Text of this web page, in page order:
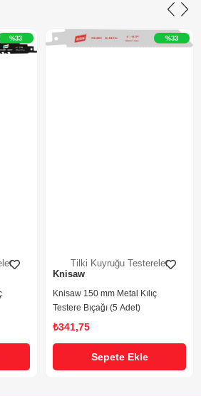
%33
Tilki Kuyruğu Testereler
Knisaw
Knisaw 150 mm Metal Kılıç
Testere Bıçağı (5 Adet)
₺341,75
Sepete Ekle
%33